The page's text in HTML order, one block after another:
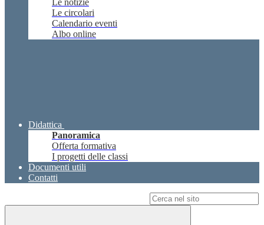
Le notizie
Le circolari
Calendario eventi
Albo online
Didattica
Panoramica
Offerta formativa
I progetti delle classi
Documenti utili
Contatti